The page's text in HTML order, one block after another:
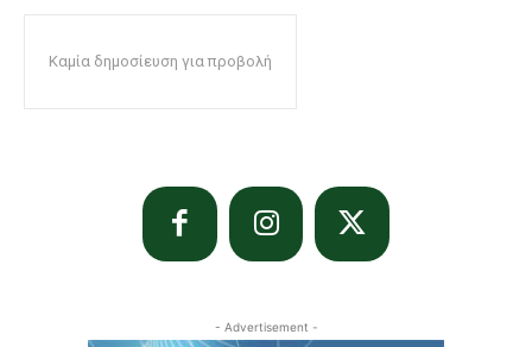
Καμία δημοσίευση για προβολή
- Advertisement -